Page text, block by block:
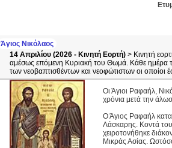
Άγιος Νικόλαος
14 Απριλίου (2026 - Κινητή Εορτή) > Κινητή
αμέσως επόμενη Κυριακή του Θωμά. Κάθε ημέρα
των νεοβαπτισθέντων και νεοφώτιστων οι οποίοι
Οι Άγιοι Ραφαήλ,
χρόνια μετά την
Ο Άγιος Ραφαήλ
Λάσκαρης. Κοντά του
χειροτονήθηκε
Μικράς Ασίας.